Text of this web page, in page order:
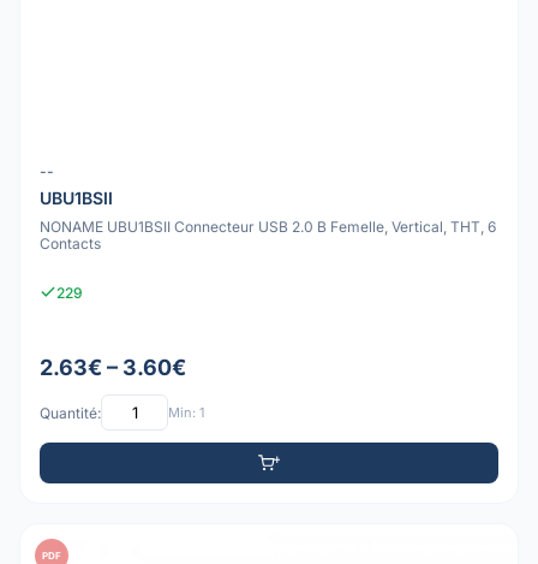
--
UBU1BSII
NONAME UBU1BSII Connecteur USB 2.0 B Femelle, Vertical, THT, 6
Contacts
229
2.63€ – 3.60€
Quantité: Min: 1
PDF